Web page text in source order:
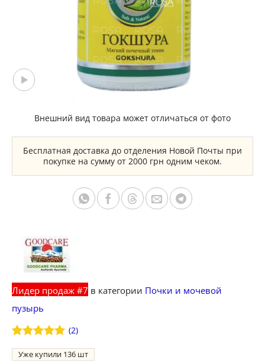
Внешний вид товара может отличаться от фото
Бесплатная доставка до отделения Новой Почты при
покупке на сумму от 2000 грн одним чеком.
Лидер продаж #7 в категории Почки и мочевой
пузырь
Рейтинг5
из 5 на
2
(2)
Уже купили 136